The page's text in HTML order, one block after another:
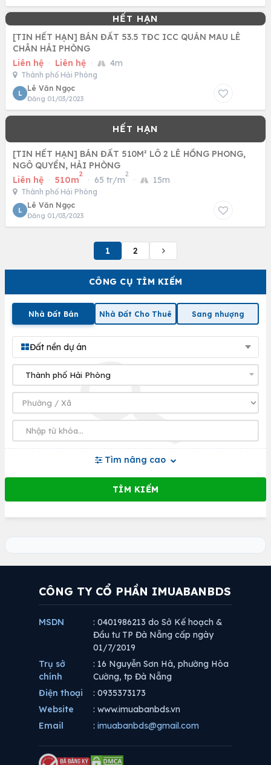
CÔNG CỤ TÌM KIẾM
Nhà Đất Bán Nhà Đất Cho Thuê Sang nhượng
Đất nền dự án
Tìm nâng cao
[TIN HẾT HẠN] BÁN ĐẤT 53.5 TĐC ICC QUÁN MAU LÊ
CHÂN HẢI PHÒNG
Liên hệ · Liên hệ · 4m
Thành phố Hải Phòng
L
Lê Văn Ngọc
Đăng 01/03/2023
[TIN HẾT HẠN] BÁN ĐẤT 510M² LÔ 2 LÊ HỒNG PHONG,
NGÔ QUYỀN, HẢI PHÒNG
Liên hệ · 510m
2
· 65 tr/m
2
· 15m
Thành phố Hải Phòng
L
Lê Văn Ngọc
Đăng 01/03/2023
1 2
CÔNG TY CỔ PHẦN IMUABANBDS
MSDN
: 0401986213 do Sở Kế hoạch &
Đầu tư TP Đà Nẵng cấp ngày
01/7/2019
Trụ sở
chính
: 16 Nguyễn Sơn Hà, phường Hòa
Cường, tp Đà Nẵng
Điện thoại
: 0935373173
Website
: www.imuabanbds.vn
Email
: imuabanbds@gmail.com